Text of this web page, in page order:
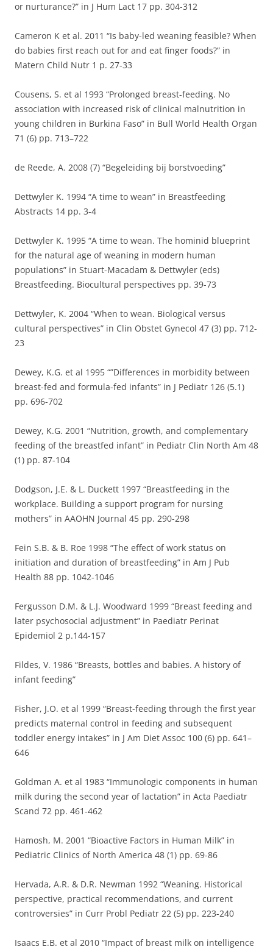
or nurturance?” in J Hum Lact 17 pp. 304-312
Cameron K et al. 2011 “Is baby-led weaning feasible? When
do babies first reach out for and eat finger foods?” in
Matern Child Nutr 1 p. 27-33
Cousens, S. et al 1993 “Prolonged breast-feeding. No
association with increased risk of clinical malnutrition in
young children in Burkina Faso” in Bull World Health Organ
71 (6) pp. 713–722
de Reede, A. 2008 (7) “Begeleiding bij borstvoeding”
Dettwyler K. 1994 “A time to wean” in Breastfeeding
Abstracts 14 pp. 3-4
Dettwyler K. 1995 “A time to wean. The hominid blueprint
for the natural age of weaning in modern human
populations” in Stuart-Macadam & Dettwyler (eds)
Breastfeeding. Biocultural perspectives pp. 39-73
Dettwyler, K. 2004 “When to wean. Biological versus
cultural perspectives” in Clin Obstet Gynecol 47 (3) pp. 712-
23
Dewey, K.G. et al 1995 “”Differences in morbidity between
breast-fed and formula-fed infants” in J Pediatr 126 (5.1)
pp. 696-702
Dewey, K.G. 2001 “Nutrition, growth, and complementary
feeding of the breastfed infant” in Pediatr Clin North Am 48
(1) pp. 87-104
Dodgson, J.E. & L. Duckett 1997 “Breastfeeding in the
workplace. Building a support program for nursing
mothers” in AAOHN Journal 45 pp. 290-298
Fein S.B. & B. Roe 1998 “The effect of work status on
initiation and duration of breastfeeding” in Am J Pub
Health 88 pp. 1042-1046
Fergusson D.M. & L.J. Woodward 1999 “Breast feeding and
later psychosocial adjustment” in Paediatr Perinat
Epidemiol 2 p.144-157
Fildes, V. 1986 “Breasts, bottles and babies. A history of
infant feeding”
Fisher, J.O. et al 1999 “Breast-feeding through the first year
predicts maternal control in feeding and subsequent
toddler energy intakes” in J Am Diet Assoc 100 (6) pp. 641–
646
Goldman A. et al 1983 “Immunologic components in human
milk during the second year of lactation” in Acta Paediatr
Scand 72 pp. 461-462
Hamosh, M. 2001 “Bioactive Factors in Human Milk” in
Pediatric Clinics of North America 48 (1) pp. 69-86
Hervada, A.R. & D.R. Newman 1992 “Weaning. Historical
perspective, practical recommendations, and current
controversies” in Curr Probl Pediatr 22 (5) pp. 223-240
Isaacs E.B. et al 2010 “Impact of breast milk on intelligence